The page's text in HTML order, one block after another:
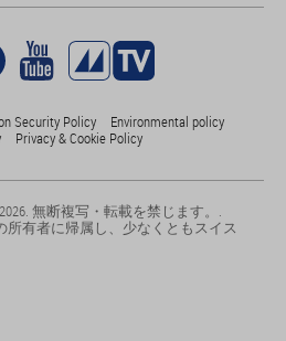
Security Policy
Environmental policy
Privacy & Cookie Policy
無断複写・転載を禁じます。.
有者に帰属し、少なくともスイス